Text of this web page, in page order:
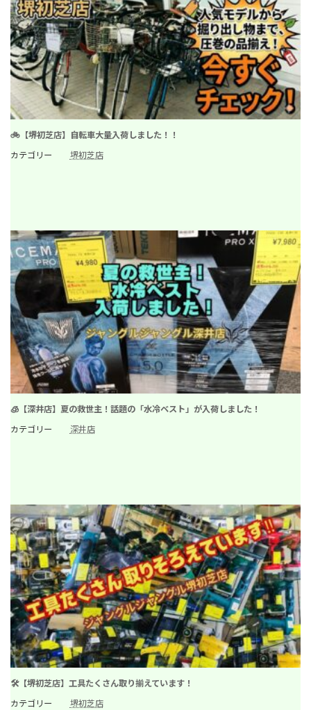
🚲【堺初芝店】自転車大量入荷しました！！
カテゴリー
堺初芝店
🧊【深井店】夏の救世主！話題の「水冷ベスト」が入荷しました！
カテゴリー
深井店
🛠️【堺初芝店】工具たくさん取り揃えています！
カテゴリー
堺初芝店